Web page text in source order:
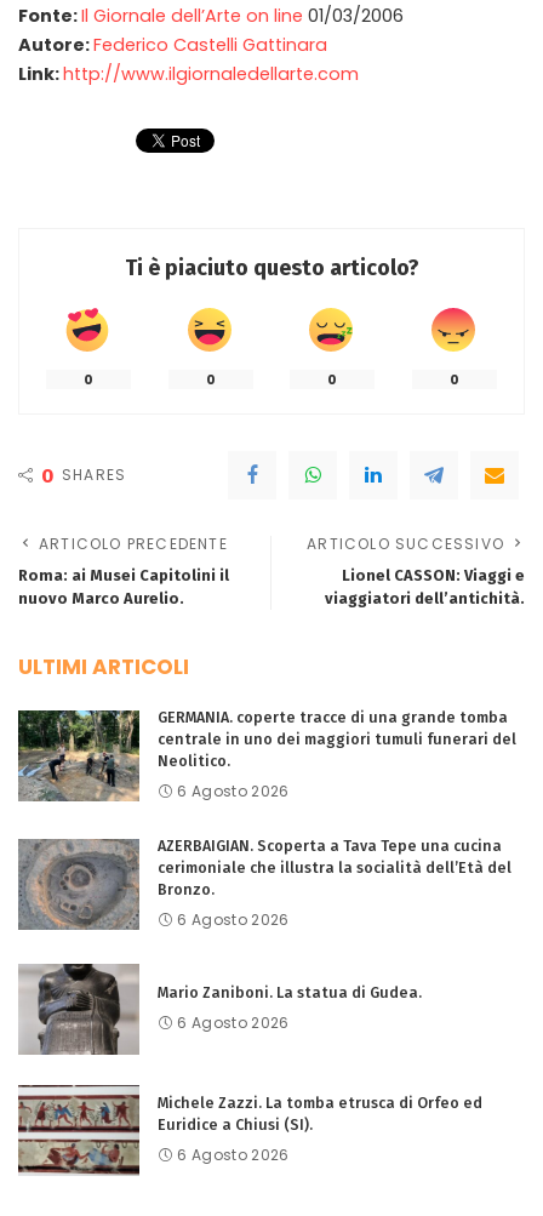
Fonte:Il Giornale dell’Arte on line 01/03/2006
Autore:Federico Castelli Gattinara
Link:http://www.ilgiornaledellarte.com
Ti è piaciuto questo articolo?
0 0 0 0
0 SHARES
ARTICOLO PRECEDENTE
Roma: ai Musei Capitolini il
nuovo Marco Aurelio.
ARTICOLO SUCCESSIVO
Lionel CASSON: Viaggi e
viaggiatori dell’antichità.
ULTIMI ARTICOLI
GERMANIA. coperte tracce di una grande tomba
centrale in uno dei maggiori tumuli funerari del
Neolitico.
6 Agosto 2026
AZERBAIGIAN. Scoperta a Tava Tepe una cucina
cerimoniale che illustra la socialità dell’Età del
Bronzo.
6 Agosto 2026
Mario Zaniboni. La statua di Gudea.
6 Agosto 2026
Michele Zazzi. La tomba etrusca di Orfeo ed
Euridice a Chiusi (SI).
6 Agosto 2026